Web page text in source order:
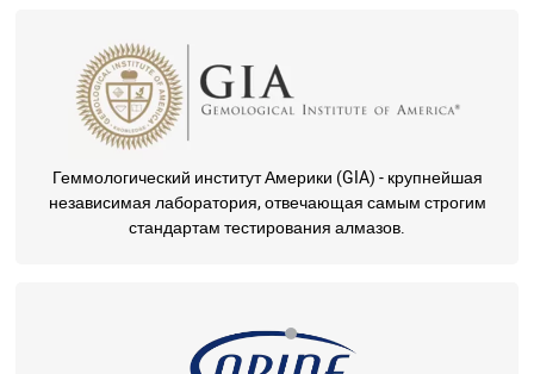
Геммологический институт Америки (GIA) - крупнейшая
независимая лаборатория, отвечающая самым строгим
стандартам тестирования алмазов.